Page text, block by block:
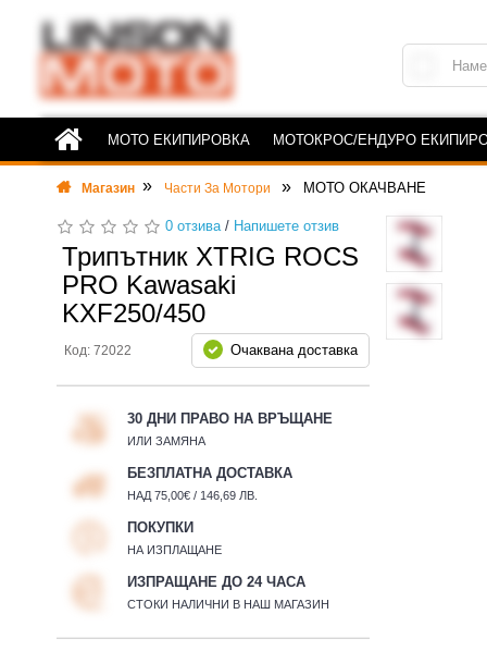
МОТО ЕКИПИРОВКА МОТОКРОС/ЕНДУРО
Магазин Части За Мотори МОТО ОКАЧВАНЕ
0 отзива/ Напишете отзив
Трипътник XTRIG ROCS
PRO Kawasaki
KXF250/450
Код: 72022 Очаквана доставка
30 ДНИ ПРАВО НА ВРЪЩАНЕ
ИЛИ ЗАМЯНА
БЕЗПЛАТНА ДОСТАВКА
НАД 75,00€ / 146,69 ЛВ.
ПОКУПКИ
НА ИЗПЛАЩАНЕ
ИЗПРАЩАНЕ ДО 24 ЧАСА
СТОКИ НАЛИЧНИ В НАШ МАГАЗИН